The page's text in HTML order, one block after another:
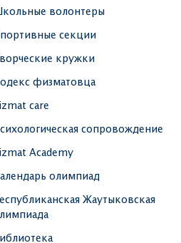
волонтеры
секции
кружки
физматовца
care
сопровождение
Academy
олимпиад
Жаутыковская